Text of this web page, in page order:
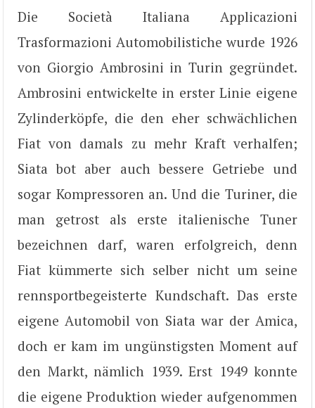
Die Società Italiana Applicazioni
Trasformazioni Automobilistiche wurde 1926
von Giorgio Ambrosini in Turin gegründet.
Ambrosini entwickelte in erster Linie eigene
Zylinderköpfe, die den eher schwächlichen
Fiat von damals zu mehr Kraft verhalfen;
Siata bot aber auch bessere Getriebe und
sogar Kompressoren an. Und die Turiner, die
man getrost als erste italienische Tuner
bezeichnen darf, waren erfolgreich, denn
Fiat kümmerte sich selber nicht um seine
rennsportbegeisterte Kundschaft. Das erste
eigene Automobil von Siata war der Amica,
doch er kam im ungünstigsten Moment auf
den Markt, nämlich 1939. Erst 1949 konnte
die eigene Produktion wieder aufgenommen